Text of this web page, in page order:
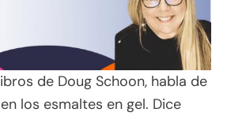
de Doug Schoon, habla de
los esmaltes en gel. Dice